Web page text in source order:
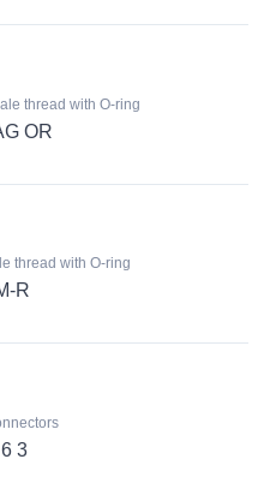
thread with O-ring
OR
thread with O-ring
R
3